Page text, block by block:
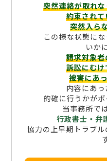
突然連絡が取れ
約束され
突然入ら
この様な状態にな
いか
請求対象
訴訟にむ
被害にあ
内容にあ
的確に行うかがポ
当事務所で
行政書士・弁
協力の上早期トラブ